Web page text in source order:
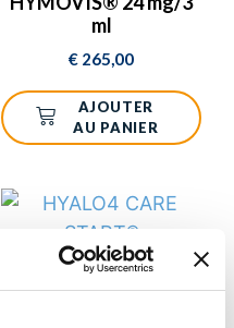
ml
€ 265,00
AJOUTER
AU PANIER
HYALO4 CARE
START®